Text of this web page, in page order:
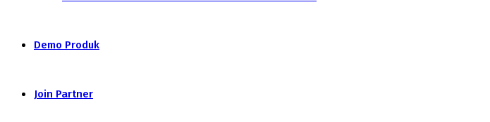
Demo Produk
Join Partner